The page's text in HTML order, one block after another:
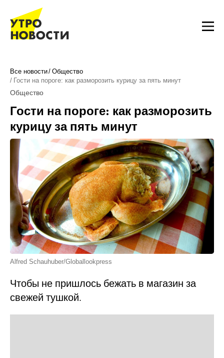
Все новости Общество
Гости на пороге: как разморозить курицу за пять минут
Общество
Гости на пороге: как разморозить
курицу за пять минут
Alfred Schauhuber/Globallookpress
Чтобы не пришлось бежать в магазин за
свежей тушкой.